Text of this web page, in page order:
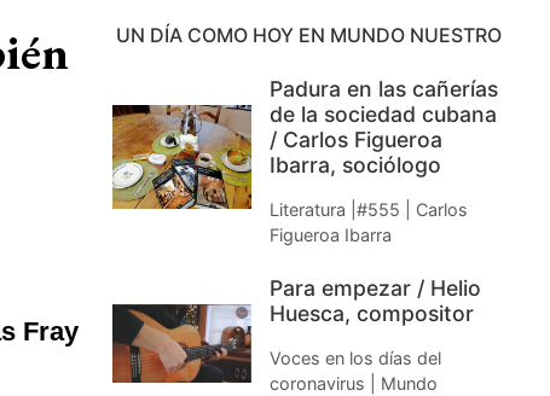
Fray
UN DÍA COMO HOY EN MUNDO NUESTRO
Padura en las cañerías
de la sociedad cubana
/ Carlos Figueroa
Ibarra, sociólogo
Literatura |#555 | Carlos
Figueroa Ibarra
Para empezar / Helio
Huesca, compositor
Voces en los días del
coronavirus | Mundo